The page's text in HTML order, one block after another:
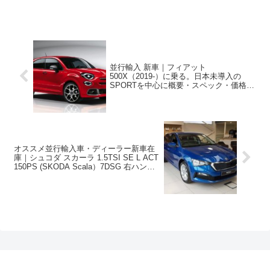
並行輸入 新車｜フィアット
500X（2019-）に乗る。日本未導入の
SPORTを中心に概要・スペック・価格の
オススメ並行輸入車・ディーラー新車在
庫｜シュコダ スカーラ 1.5TSI SE L ACT
150PS (SKODA Scala）7DSG 右ハンド